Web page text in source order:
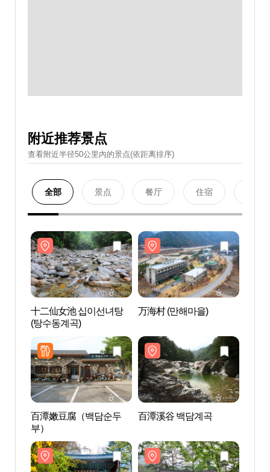
附近推荐景点
查看附近半径50公里內的景点(依距离排序)
全部 景点 餐厅 住宿
十二仙女池 십이선녀탕
(탕수동계곡)
万海村 (만해마을)
百潭嫩豆腐（백담순두
부）
百潭溪谷 백담계곡